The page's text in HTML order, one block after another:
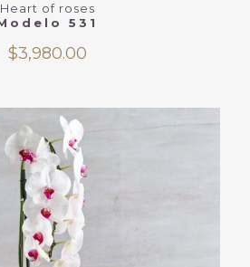
Heart of roses
531
$3,980.00